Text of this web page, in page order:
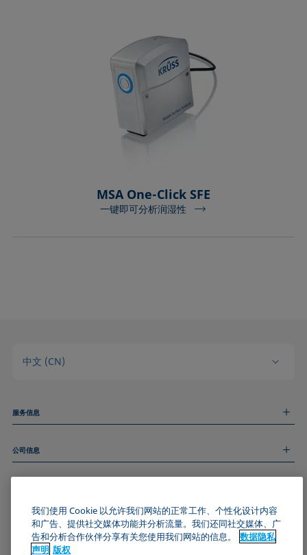
MSA One-Click SFE
一键即可分析润湿性
中文 (CN)
服务信息
技术服务
和我们取得联系
公司信息
关于我们
数据隐私声明
Cookie政策
加入KRÜSS社区
我们使用 Cookie 以允许我们网站的正常工作、个性化设计内容
和广告、提供社交媒体功能并分析流量。我们还同社交媒体、广
告和分析合作伙伴分享有关您使用我们网站的信息。
数据隐私
声明 版权